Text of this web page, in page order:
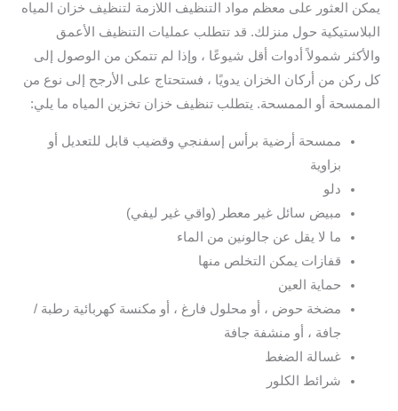
يمكن العثور على معظم مواد التنظيف اللازمة لتنظيف خزان المياه
البلاستيكية حول منزلك. قد تتطلب عمليات التنظيف الأعمق
والأكثر شمولاً أدوات أقل شيوعًا ، وإذا لم تتمكن من الوصول إلى
كل ركن من أركان الخزان يدويًا ، فستحتاج على الأرجح إلى نوع من
الممسحة أو الممسحة. يتطلب تنظيف خزان تخزين المياه ما يلي:
ممسحة أرضية برأس إسفنجي وقضيب قابل للتعديل أو
بزاوية
دلو
مبيض سائل غير معطر (واقي غير ليفي)
ما لا يقل عن جالونين من الماء
قفازات يمكن التخلص منها
حماية العين
مضخة حوض ، أو محلول فارغ ، أو مكنسة كهربائية رطبة /
جافة ، أو منشفة جافة
غسالة الضغط
شرائط الكلور